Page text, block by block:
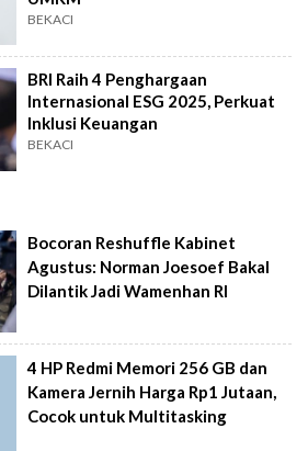
BEKACI
BRI Raih 4 Penghargaan
Internasional ESG 2025, Perkuat
Inklusi Keuangan
BEKACI
Bocoran Reshuffle Kabinet
Agustus: Norman Joesoef Bakal
Dilantik Jadi Wamenhan RI
4 HP Redmi Memori 256 GB dan
Kamera Jernih Harga Rp1 Jutaan,
Cocok untuk Multitasking